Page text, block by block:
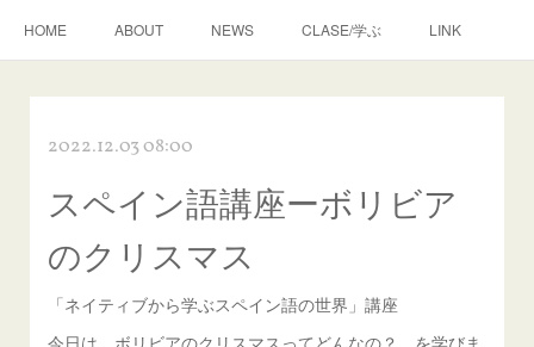
HOME ABOUT NEWS CLASE/学ぶ LINK
2022.12.03 08:00
スペイン語講座ーボリビア
のクリスマス
「ネイティブから学ぶスペイン語の世界」講座
今日は、ボリビアのクリスマスってどんなの？ を学びま